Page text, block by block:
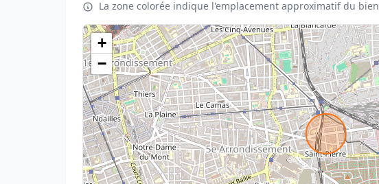
La zone colorée indique l'emplacement approximatif du bien
+
−